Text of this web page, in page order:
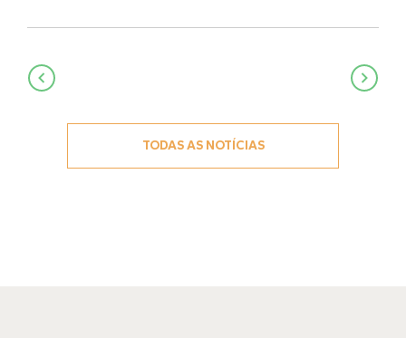
Navegação
TODAS AS NOTÍCIAS